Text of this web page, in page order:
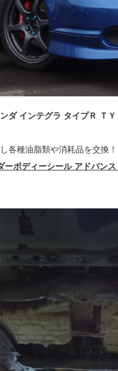
ンダ インテグラ タイプＲ Ｔ
各種油脂類や消耗品を交換
ーボディーシール アドバンス